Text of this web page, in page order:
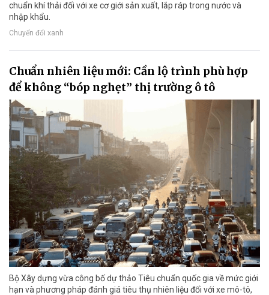
chuẩn khí thải đối với xe cơ giới sản xuất, lắp ráp trong nước và
nhập khẩu.
Chuyển đổi xanh
Chuẩn nhiên liệu mới: Cần lộ trình phù hợp
để không “bóp nghẹt” thị trường ô tô
Bộ Xây dựng vừa công bố dự thảo Tiêu chuẩn quốc gia về mức giới
hạn và phương pháp đánh giá tiêu thụ nhiên liệu đối với xe mô-tô,